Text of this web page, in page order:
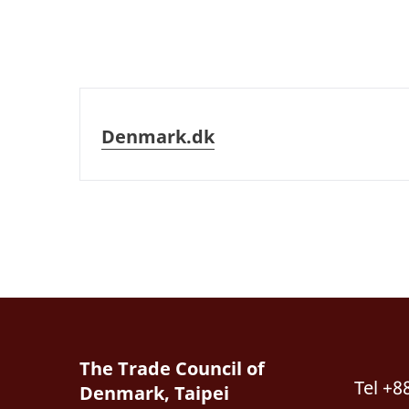
Denmark.dk
The Trade Council of
Denmark, Taipei
Tel